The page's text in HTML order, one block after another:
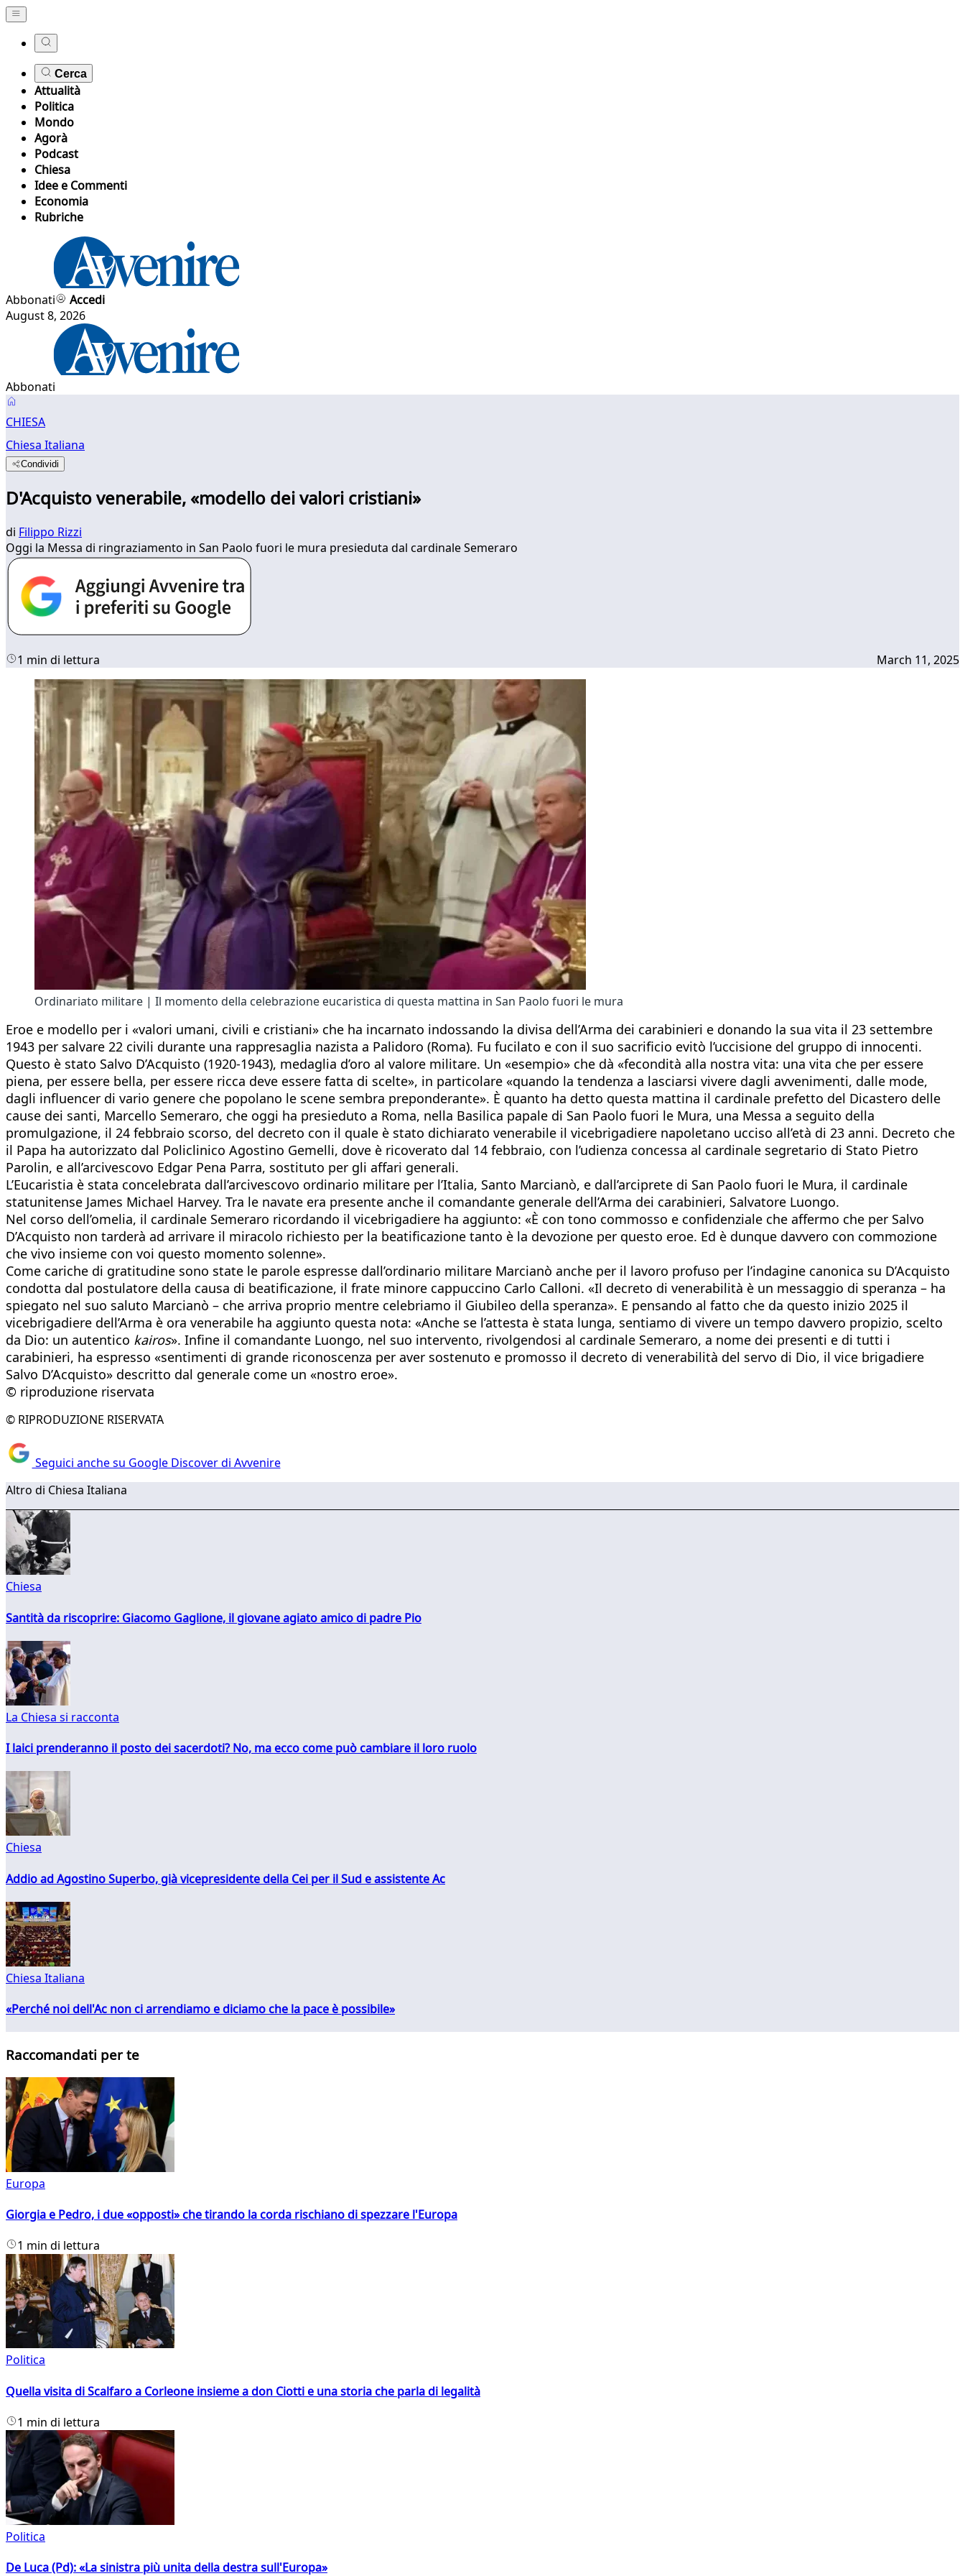
Cerca
Attualità
Politica
Mondo
Agorà
Podcast
Chiesa
Idee e Commenti
Economia
Rubriche
Abbonati
Accedi
August 8, 2026
Abbonati
CHIESA
Chiesa Italiana
Condividi
D'Acquisto venerabile, «modello dei valori cristiani»
di Filippo Rizzi
Oggi la Messa di ringraziamento in San Paolo fuori le mura presieduta dal cardinale Semeraro
1 min di lettura March 11, 2025
Ordinariato militare | Il momento della celebrazione eucaristica di questa mattina in San Paolo fuori le mura
Eroe e modello per i «valori umani, civili e cristiani» che ha incarnato indossando la divisa dell’Arma dei carabinieri e donando la sua vita il 23 settembre
1943 per salvare 22 civili durante una rappresaglia nazista a Palidoro (Roma). Fu fucilato e con il suo sacrificio evitò l’uccisione del gruppo di innocenti.
Questo è stato Salvo D’Acquisto (1920-1943), medaglia d’oro al valore militare. Un «esempio» che dà «fecondità alla nostra vita: una vita che per essere
piena, per essere bella, per essere ricca deve essere fatta di scelte», in particolare «quando la tendenza a lasciarsi vivere dagli avvenimenti, dalle mode,
dagli influencer di vario genere che popolano le scene sembra preponderante». È quanto ha detto questa mattina il cardinale prefetto del Dicastero delle
cause dei santi, Marcello Semeraro, che oggi ha presieduto a Roma, nella Basilica papale di San Paolo fuori le Mura, una Messa a seguito della
promulgazione, il 24 febbraio scorso, del decreto con il quale è stato dichiarato venerabile il vicebrigadiere napoletano ucciso all’età di 23 anni. Decreto che
il Papa ha autorizzato dal Policlinico Agostino Gemelli, dove è ricoverato dal 14 febbraio, con l’udienza concessa al cardinale segretario di Stato Pietro
Parolin, e all’arcivescovo Edgar Pena Parra, sostituto per gli affari generali.
L’Eucaristia è stata concelebrata dall’arcivescovo ordinario militare per l’Italia, Santo Marcianò, e dall’arciprete di San Paolo fuori le Mura, il cardinale
statunitense James Michael Harvey. Tra le navate era presente anche il comandante generale dell’Arma dei carabinieri, Salvatore Luongo.
Nel corso dell’omelia, il cardinale Semeraro ricordando il vicebrigadiere ha aggiunto: «È con tono commosso e confidenziale che affermo che per Salvo
D’Acquisto non tarderà ad arrivare il miracolo richiesto per la beatificazione tanto è la devozione per questo eroe. Ed è dunque davvero con commozione
che vivo insieme con voi questo momento solenne».
Come cariche di gratitudine sono state le parole espresse dall’ordinario militare Marcianò anche per il lavoro profuso per l’indagine canonica su D’Acquisto
condotta dal postulatore della causa di beatificazione, il frate minore cappuccino Carlo Calloni. «Il decreto di venerabilità è un messaggio di speranza – ha
spiegato nel suo saluto Marcianò – che arriva proprio mentre celebriamo il Giubileo della speranza». E pensando al fatto che da questo inizio 2025 il
vicebrigadiere dell’Arma è ora venerabile ha aggiunto questa nota: «Anche se l’attesta è stata lunga, sentiamo di vivere un tempo davvero propizio, scelto
da Dio: un autentico kairos». Infine il comandante Luongo, nel suo intervento, rivolgendosi al cardinale Semeraro, a nome dei presenti e di tutti i
carabinieri, ha espresso «sentimenti di grande riconoscenza per aver sostenuto e promosso il decreto di venerabilità del servo di Dio, il vice brigadiere
Salvo D’Acquisto» descritto dal generale come un «nostro eroe».
© riproduzione riservata
© RIPRODUZIONE RISERVATA
Seguici anche su Google Discover di Avvenire
Altro di Chiesa Italiana
Chiesa
Santità da riscoprire: Giacomo Gaglione, il giovane agiato amico di padre Pio
La Chiesa si racconta
I laici prenderanno il posto dei sacerdoti? No, ma ecco come può cambiare il loro ruolo
Chiesa
Addio ad Agostino Superbo, già vicepresidente della Cei per il Sud e assistente Ac
Chiesa Italiana
«Perché noi dell'Ac non ci arrendiamo e diciamo che la pace è possibile»
Raccomandati per te
Europa
Giorgia e Pedro, i due «opposti» che tirando la corda rischiano di spezzare l'Europa
1 min di lettura
Politica
Quella visita di Scalfaro a Corleone insieme a don Ciotti e una storia che parla di legalità
1 min di lettura
Politica
De Luca (Pd): «La sinistra più unita della destra sull'Europa»